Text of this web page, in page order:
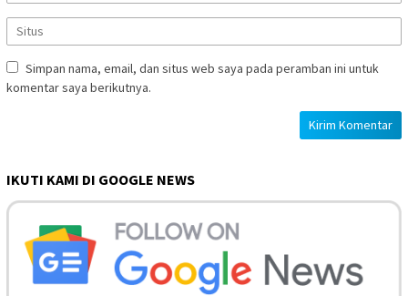
Simpan nama, email, dan situs web saya pada peramban ini untuk
komentar saya berikutnya.
IKUTI KAMI DI GOOGLE NEWS